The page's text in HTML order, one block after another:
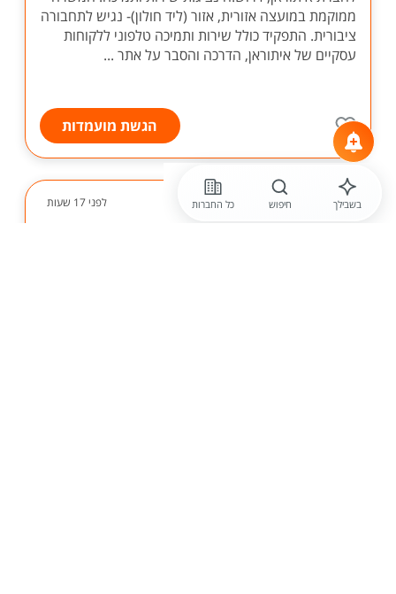
ממוקמת במועצה אזורית, אזור (ליד חולון)- נגיש לתחבורה
ציבורית. התפקיד כולל שירות ותמיכה טלפוני ללקוחות
עסקיים של איתוראן, הדרכה והסבר על אתר ...
הגשת מועמדות
לפני 17 שעות בשבילך חיפוש כל החברות